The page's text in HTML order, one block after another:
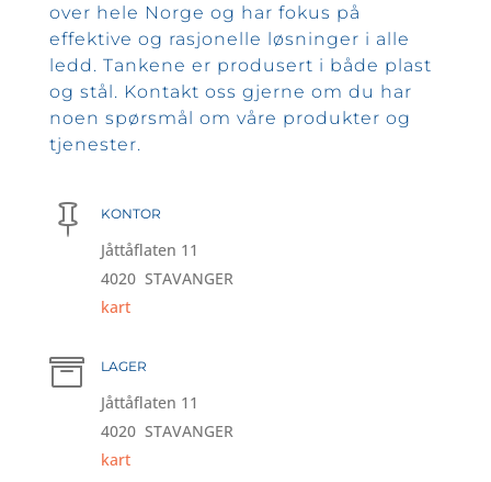
over hele Norge og har fokus på
effektive og rasjonelle løsninger i alle
ledd. Tankene er produsert i både plast
og stål. Kontakt oss gjerne om du har
noen spørsmål om våre produkter og
tjenester.
 KONTOR
Jåttåflaten 11
4020 STAVANGER
kart
 LAGER
Jåttåflaten 11
4020 STAVANGER
kart